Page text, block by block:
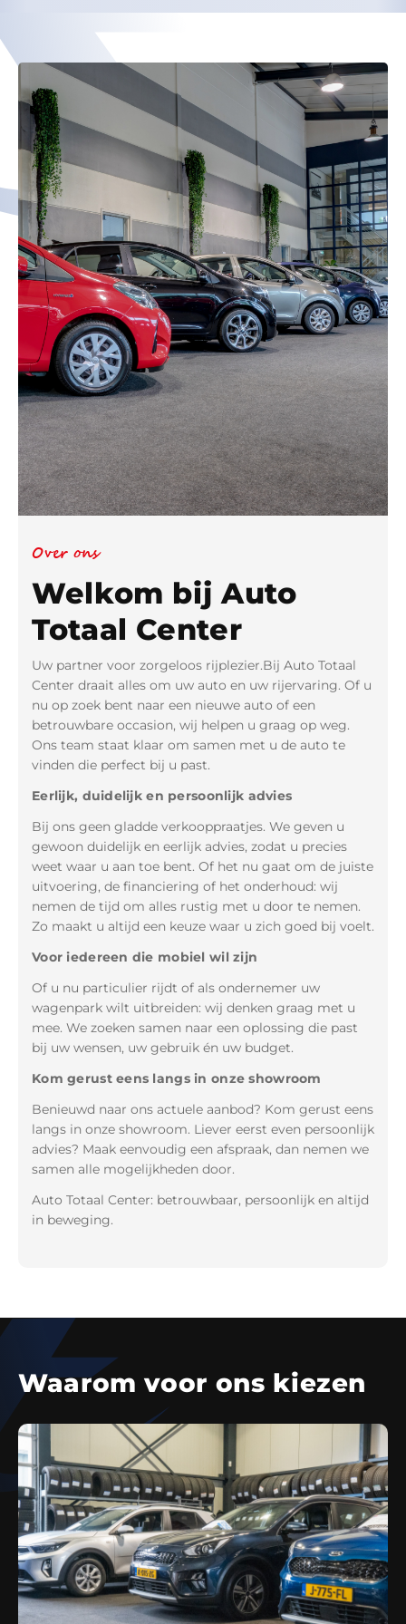
Over ons
Welkom bij Auto
Totaal Center
Uw partner voor zorgeloos rijplezier.Bij Auto Totaal
Center draait alles om uw auto en uw rijervaring. Of u
nu op zoek bent naar een nieuwe auto of een
betrouwbare occasion, wij helpen u graag op weg.
Ons team staat klaar om samen met u de auto te
vinden die perfect bij u past.
Eerlijk, duidelijk en persoonlijk advies
Bij ons geen gladde verkooppraatjes. We geven u
gewoon duidelijk en eerlijk advies, zodat u precies
weet waar u aan toe bent. Of het nu gaat om de juiste
uitvoering, de financiering of het onderhoud: wij
nemen de tijd om alles rustig met u door te nemen.
Zo maakt u altijd een keuze waar u zich goed bij voelt.
Voor iedereen die mobiel wil zijn
Of u nu particulier rijdt of als ondernemer uw
wagenpark wilt uitbreiden: wij denken graag met u
mee. We zoeken samen naar een oplossing die past
bij uw wensen, uw gebruik én uw budget.
Kom gerust eens langs in onze showroom
Benieuwd naar ons actuele aanbod? Kom gerust eens
langs in onze showroom. Liever eerst even persoonlijk
advies? Maak eenvoudig een afspraak, dan nemen we
samen alle mogelijkheden door.
Auto Totaal Center: betrouwbaar, persoonlijk en altijd
in beweging.
Waarom voor ons kiezen